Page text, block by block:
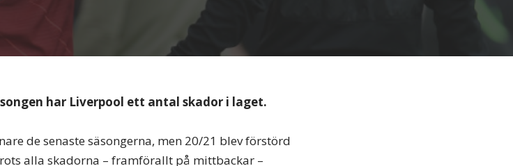
har Liverpool ett antal skador i laget.
de senaste säsongerna, men 20/21 blev förstörd
alla skadorna – framförallt på mittbackar –